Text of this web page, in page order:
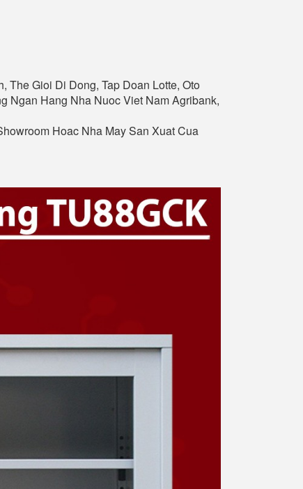
The Gioi Di Dong, Tap Doan Lotte, Oto
Ngan Hang Nha Nuoc Viet Nam Agribank,
Hoac Nha May San Xuat Cua